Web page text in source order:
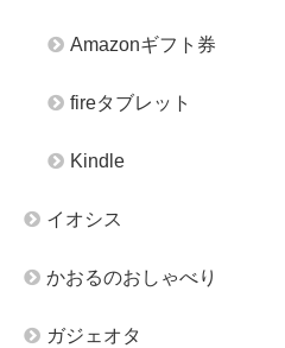
Amazonギフト券
fireタブレット
Kindle
イオシス
かおるのおしゃべり
ガジェオタ